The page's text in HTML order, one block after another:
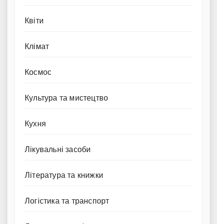
Квіти
Клімат
Космос
Культура та мистецтво
Кухня
Лікувальні засоби
Література та книжки
Логістика та транспорт